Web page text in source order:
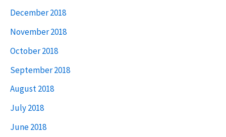
December 2018
November 2018
October 2018
September 2018
August 2018
July 2018
June 2018